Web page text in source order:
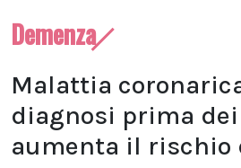
Demenza
Malattia
diagnosi prima
aumenta il rischio